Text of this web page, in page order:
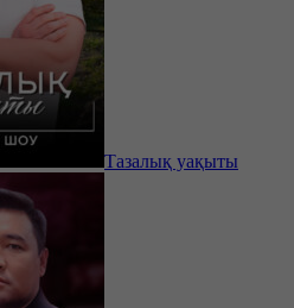
Тазалық уақыты